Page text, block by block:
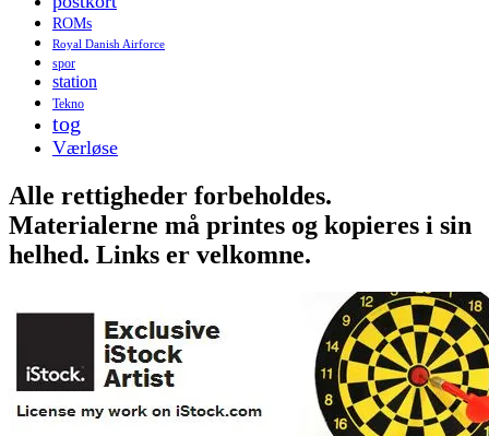
ROMs
Royal Danish Airforce
spor
station
Tekno
tog
Værløse
Alle rettigheder forbeholdes.
Materialerne må printes og kopieres i sin
helhed. Links er velkomne.